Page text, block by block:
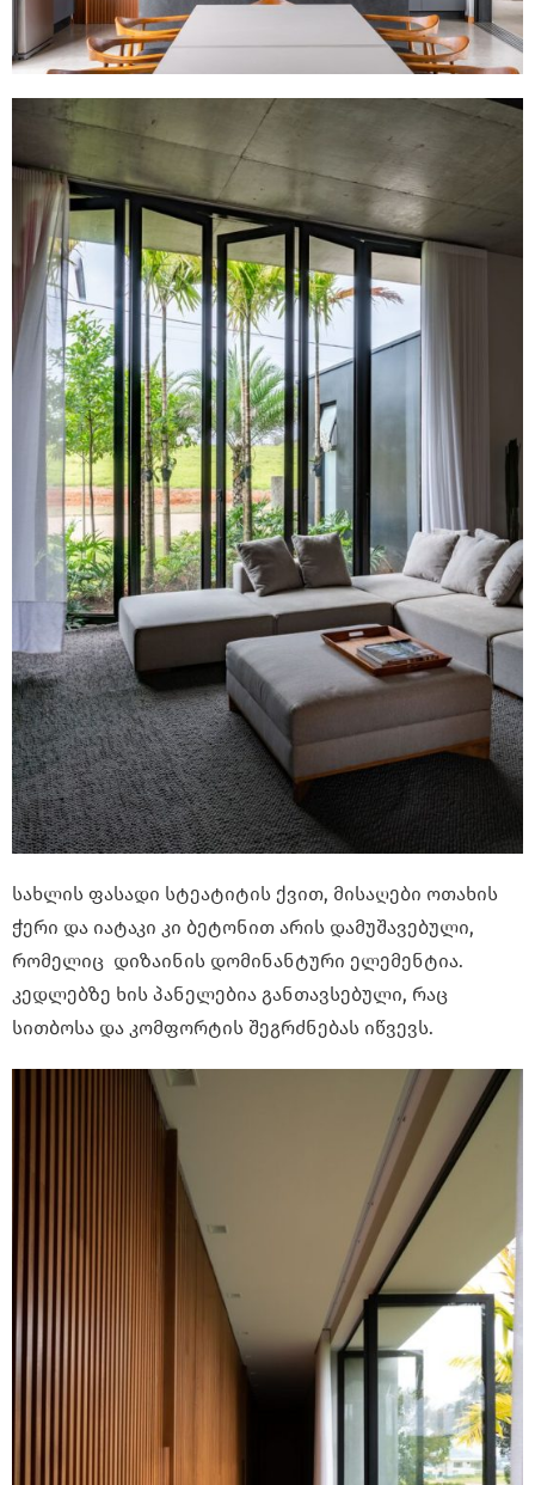
სახლის ფასადი სტეატიტის ქვით, მისაღები ოთახის
ჭერი და იატაკი კი ბეტონით არის დამუშავებული,
რომელიც დიზაინის დომინანტური ელემენტია.
კედლებზე ხის პანელებია განთავსებული, რაც
სითბოსა და კომფორტის შეგრძნებას იწვევს.